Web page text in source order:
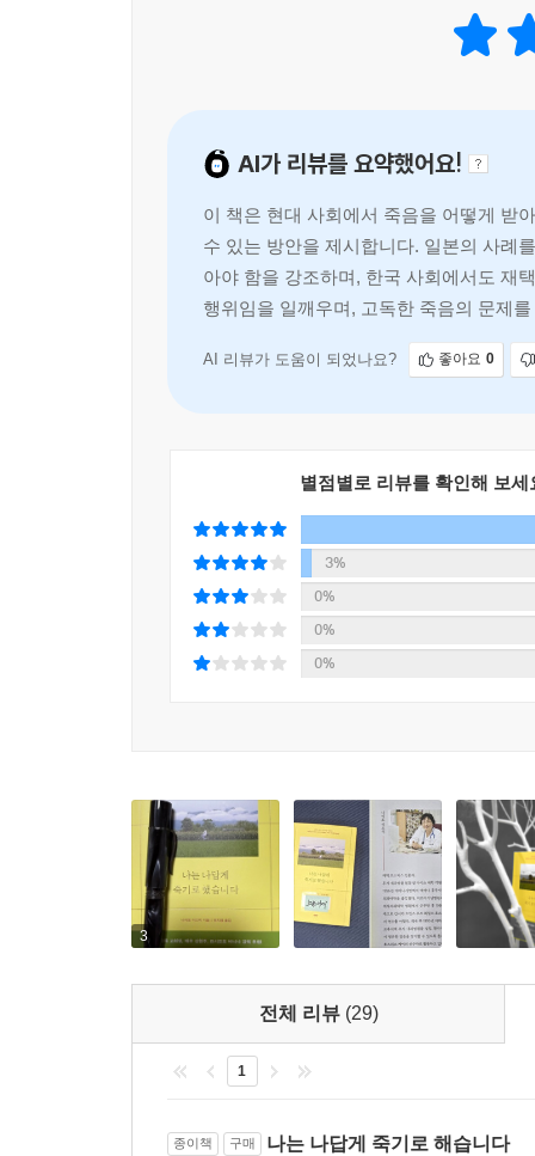
곳에서 의료·요양·돌봄 서비스를 통합적으로 받
저자인 나이토 이즈미는 묻는다. 우리는 왜 탄생
산파가 있어 아이를 받아주던 시절이 있었다. 지
격리시킨 대가는 생각보다 크다. 저자는 말한다.
축복하면서 죽음은 모르는 체합니다.
상상해보라. 어디에 있는가. 곁에는 누가 있는가.
출발점이 되어줄 책이다.
AI가 리뷰를 요약했어요!
이 책은 현대 사회에서 죽음을 어떻게 받
수 있는 방안을 제시합니다. 일본의 사례
아야 함을 강조하며, 한국 사회에서도 재
행위임을 일깨우며, 고독한 죽음의 문제
AI 리뷰가 도움이 되었나요? 좋아요 0
별점별로 리뷰를 확인해 보세
3%
0%
0%
0%
3
전체 리뷰 (29)
1
종이책 구매 나는 나답게 죽기로 해습니다